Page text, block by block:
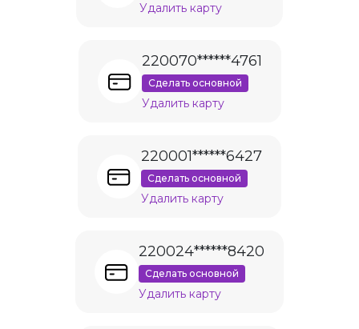
Удалить карту
220070******4761
Сделать основной
Удалить карту
220001******6427
Сделать основной
Удалить карту
220024******8420
Сделать основной
Удалить карту